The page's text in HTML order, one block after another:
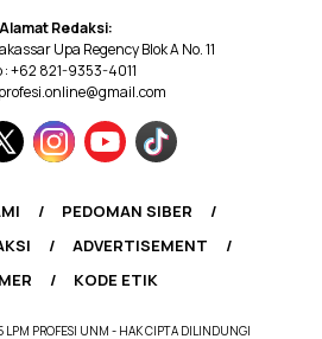
Alamat Redaksi:
Upa Regency Blok A No. 11
: +62 821-9353-4011
PEDOMAN SIBER
ADVERTISEMENT
KODE ETIK
LPM PROFESI UNM - HAK CIPTA DILINDUNGI